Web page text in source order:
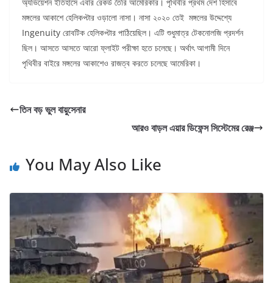
মঙ্গলের আকাশে হেলিকপ্টার ওড়ালো নাসা। নাসা ২০২০ তেই মঙ্গলের উদ্দেশ্যে
Ingenuity রোবটিক হেলিকপ্টার পাঠিয়েছিল। এটি শুধুমাত্র টেকনোলজি প্রদর্শন
ছিল। আসতে আসতে আরো ফ্লাইট পরীক্ষা হতে চলেছে। অর্থাৎ আগামী দিনে
পৃথিবীর বাইরে মঙ্গলের আকাশেও রাজত্ব করতে চলেছে আমেরিকা।
তিন বড় ভুল বায়ুসেনার
আরও বাড়ল এয়ার ডিফেন্স সিস্টেমের রেঞ্জ
You May Also Like